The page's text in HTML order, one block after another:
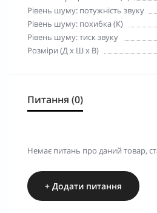
Рівень шуму: потужність звуку
Рівень шуму: похибка (К)
Рівень шуму: тиск звуку
Розміри (Д х Ш х В)
Питання (0)
Немає питань про даний товар,
+ Додати питання